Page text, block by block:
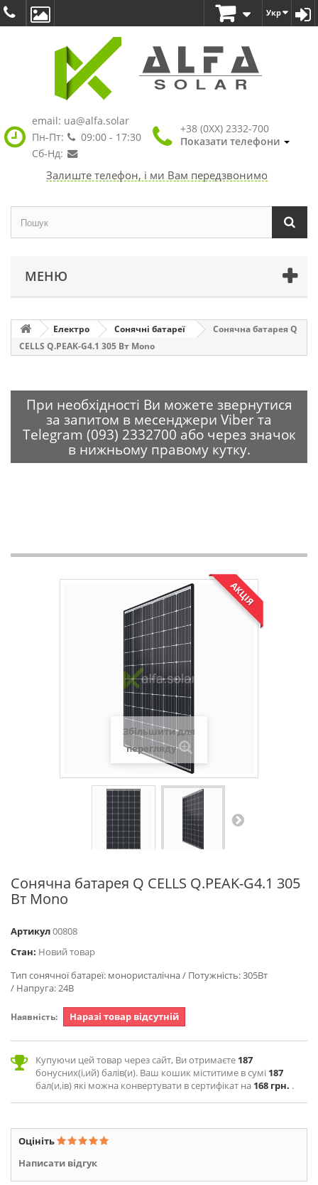
Укр
email: ua@alfa.solar
Пн-Пт:
09:00 - 17:30
Сб-Нд:
+38 (0XX) 2332-700
Показати телефони
Залиште телефон, і ми Вам передзвонимо
МЕНЮ
Електро Сонячні батареї
Сонячна батарея Q
CELLS Q.PEAK-G4.1 305 Вт Mono
При необхідності Ви можете звернутися
за запитом в месенджери Viber та
Telegram (093) 2332700 або через значок
в нижньому правому кутку.
АКЦІЯ
Збільшити для
перегляду
Сонячна батарея Q CELLS Q.PEAK-G4.1 305
Вт Mono
Артикул00808
Стан: Новий товар
Тип сонячної батареї: монористалічна / Потужність: 305Вт
/ Напруга: 24В
Наявність: Наразі товар відсутній
Купуючи цей товар через сайт, Ви отримаєте 187
бонусних(і,ий) балів(и). Ваш кошик міститиме в сумі 187
бал(и,ів) які можна конвертувати в сертифікат на 168 грн. .
Оцініть
Написати відгук